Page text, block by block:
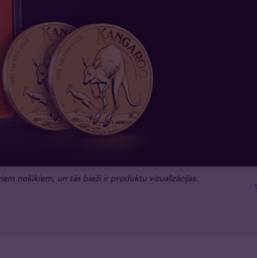
nolūkiem, un tās bieži ir produktu vizualizācijas.